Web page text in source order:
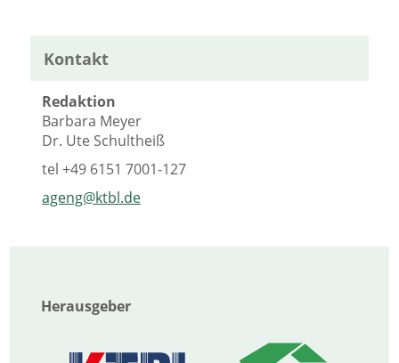
Kontakt
Redaktion
Barbara Meyer
Dr. Ute Schultheiß
tel+49 6151 7001-127
ageng@ktbl.de
Herausgeber